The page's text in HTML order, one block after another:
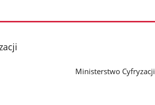
Ministerstwo Cyfryzacji